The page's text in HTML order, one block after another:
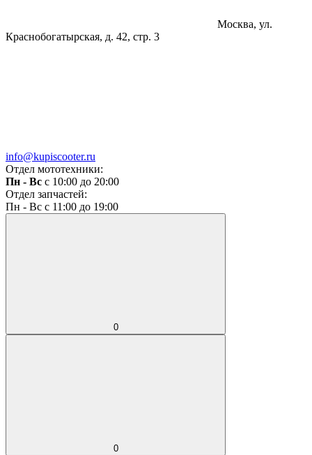
Москва, ул.
Краснобогатырская, д. 42, стр. 3
info@kupiscooter.ru
Отдел мототехники:
Пн - Вс с 10:00 до 20:00
Отдел запчастей:
Пн - Вс с 11:00 до 19:00
0
0